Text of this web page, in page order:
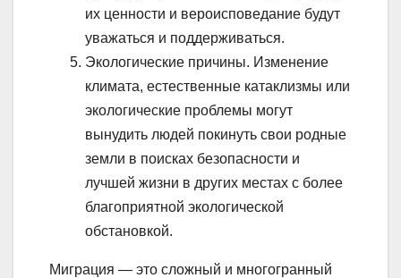
их ценности и вероисповедание будут
уважаться и поддерживаться.
Экологические причины. Изменение
климата, естественные катаклизмы или
экологические проблемы могут
вынудить людей покинуть свои родные
земли в поисках безопасности и
лучшей жизни в других местах с более
благоприятной экологической
обстановкой.
Миграция — это сложный и многогранный